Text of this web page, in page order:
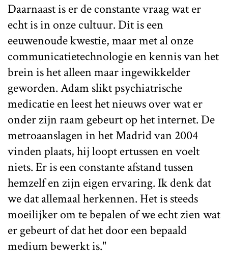
Daarnaast is er de constante vraag wat er
echt is in onze cultuur. Dit is een
eeuwenoude kwestie, maar met al onze
communicatietechnologie en kennis van het
brein is het alleen maar ingewikkelder
geworden. Adam slikt psychiatrische
medicatie en leest het nieuws over wat er
onder zijn raam gebeurt op het internet. De
metroaanslagen in het Madrid van 2004
vinden plaats, hij loopt ertussen en voelt
niets. Er is een constante afstand tussen
hemzelf en zijn eigen ervaring. Ik denk dat
we dat allemaal herkennen. Het is steeds
moeilijker om te bepalen of we echt zien wat
er gebeurt of dat het door een bepaald
medium bewerkt is."